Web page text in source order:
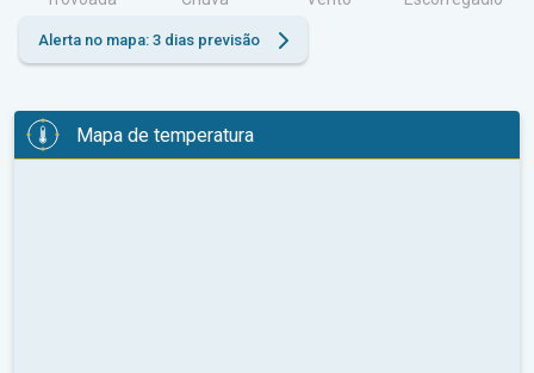
Alerta no mapa: 3 dias previsão
Mapa de temperatura